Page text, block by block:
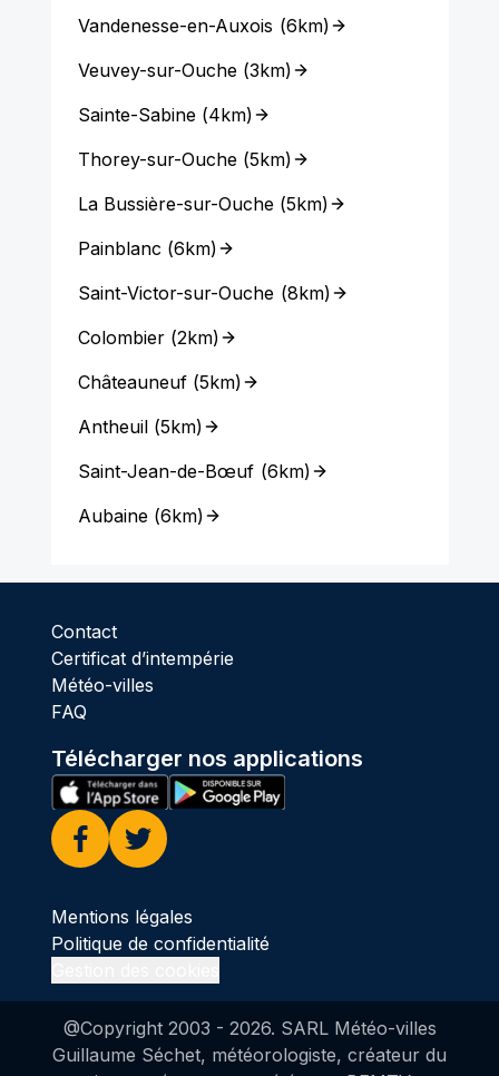
Vandenesse-en-Auxois (6km)
Veuvey-sur-Ouche(3km)
Sainte-Sabine(4km)
Thorey-sur-Ouche(5km)
La Bussière-sur-Ouche(5km)
Painblanc (6km)
Saint-Victor-sur-Ouche (8km)
Colombier(2km)
Châteauneuf(5km)
Antheuil(5km)
Saint-Jean-de-Bœuf (6km)
Aubaine(6km)
Contact
Certificat d’intempérie
Météo-villes
FAQ
Télécharger nos applications
Facebook
Twitter
Mentions légales
Politique de confidentialité
@Copyright 2003 - 2026. SARL Météo-villes
Guillaume Séchet, météorologiste, créateur du